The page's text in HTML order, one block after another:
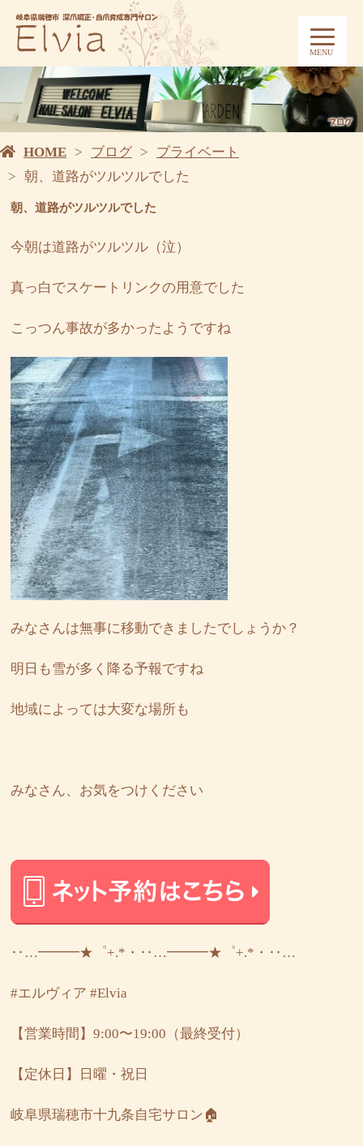
MENU
HOME ブログ
プライベート
朝、道路がツルツルでした
朝、道路がツルツルでした
今朝は道路がツルツル（泣）
真っ白でスケートリンクの用意でした
こっつん事故が多かったようですね
みなさんは無事に移動できましたでしょうか？
明日も雪が多く降る予報ですね
地域によっては大変な場所も
みなさん、お気をつけください
‥…━━━★゜+.*・‥…━━━★゜+.*・‥…
#エルヴィア #Elvia
【営業時間】9:00〜19:00（最終受付）
【定休日】日曜・祝日
岐阜県瑞穂市十九条自宅サロン🏠